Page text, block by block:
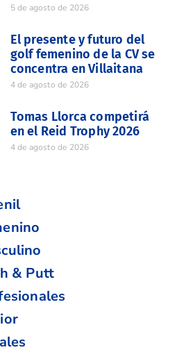
5 de agosto de 2026
El presente y futuro del
golf femenino de la CV se
concentra en Villaitana
4 de agosto de 2026
Tomas Llorca competirá
en el Reid Trophy 2026
4 de agosto de 2026
& Putt